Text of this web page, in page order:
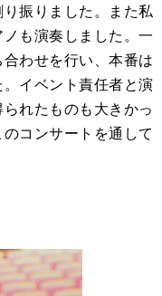
振りました。また私
も演奏しました。一
わせを行い、本番は
イベント責任者と演
れたものも大きかっ
コンサートを通して